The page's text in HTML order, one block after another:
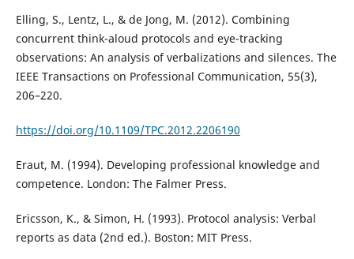
Elling, S., Lentz, L., & de Jong, M. (2012). Combining
concurrent think-aloud protocols and eye-tracking
observations: An analysis of verbalizations and silences. The
IEEE Transactions on Professional Communication, 55(3),
206–220.
https://doi.org/10.1109/TPC.2012.2206190
Eraut, M. (1994). Developing professional knowledge and
competence. London: The Falmer Press.
Ericsson, K., & Simon, H. (1993). Protocol analysis: Verbal
reports as data (2nd ed.). Boston: MIT Press.